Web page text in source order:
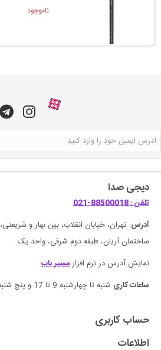
ناموجود
دیجی صدا
تلفن : 88500018-021
آدرس: تهران، خیابان انقلاب، بین بهار و شریعتی،
ساختمان آریان، طبقه دوم شرقی، واحد یک
نمایش آدرس در نرم افزارمسیر یاب
ساعات کاری شنبه تا چهارشنبه 9 تا 17 و پنچ شنبه 9 تا 13:30
حساب کاربری
اطلاعات